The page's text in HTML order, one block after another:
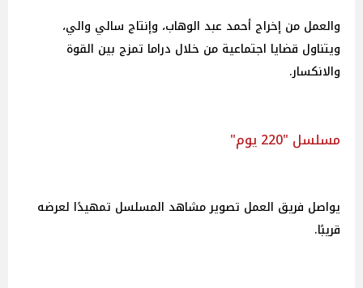
والعمل من إخراج أحمد عبد الوهاب، وإنتاج سالي والي،
ويتناول قضايا اجتماعية من خلال دراما تمزج بين القوة
والانكسار.
مسلسل "220 يوم"
يواصل فريق العمل تصوير مشاهد المسلسل تمهيدًا لعرضه
قريبًا.